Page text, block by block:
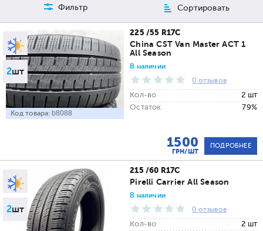
Все Все
Диаметр
Все
Сезон
Все
Количество
Все
ПОДОБРАТЬ
Фильтр Сортировать
2шт
Код товара: b8088
225 /55 R17C
China CST Van Master ACT 1
All Season
В наличии
0 отзывов
Кол-во
2 шт
Остаток
79%
1500
ГРН/ШТ
ПОДРОБНЕЕ
2шт
215 /60 R17C
Pirelli Carrier All Season
В наличии
0 отзывов
Кол-во
2 шт